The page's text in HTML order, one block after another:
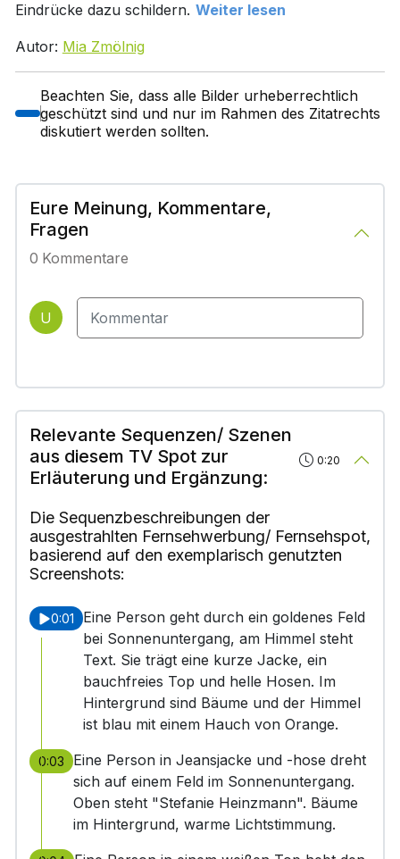
Eindrücke dazu schildern. Weiter lesen
Autor: Mia Zmölnig
Beachten Sie, dass alle Bilder urheberrechtlich
geschützt sind und nur im Rahmen des Zitatrechts
diskutiert werden sollten.
Eure Meinung, Kommentare,
Fragen
0 Kommentare
U
Relevante Sequenzen/ Szenen
aus diesem TV Spot zur
Erläuterung und Ergänzung:
0:20
Die Sequenzbeschreibungen der
ausgestrahlten Fernsehwerbung/ Fernsehspot,
basierend auf den exemplarisch genutzten
Screenshots:
0:01
Eine Person geht durch ein goldenes Feld
bei Sonnenuntergang, am Himmel steht
Text. Sie trägt eine kurze Jacke, ein
bauchfreies Top und helle Hosen. Im
Hintergrund sind Bäume und der Himmel
ist blau mit einem Hauch von Orange.
0:03
Eine Person in Jeansjacke und -hose dreht
sich auf einem Feld im Sonnenuntergang.
Oben steht "Stefanie Heinzmann". Bäume
im Hintergrund, warme Lichtstimmung.